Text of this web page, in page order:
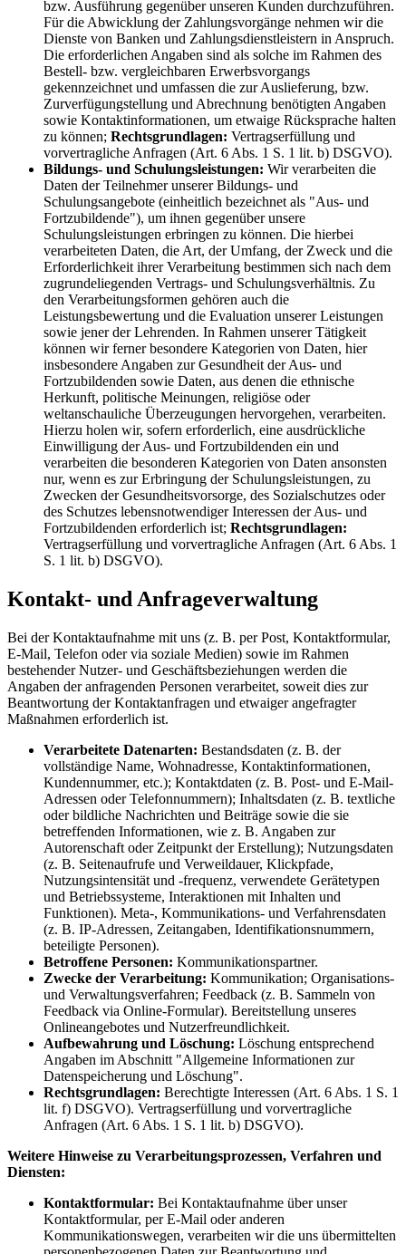
bzw. Ausführung gegenüber unseren Kunden durchzuführen.
Für die Abwicklung der Zahlungsvorgänge nehmen wir die
Dienste von Banken und Zahlungsdienstleistern in Anspruch.
Die erforderlichen Angaben sind als solche im Rahmen des
Bestell- bzw. vergleichbaren Erwerbsvorgangs
gekennzeichnet und umfassen die zur Auslieferung, bzw.
Zurverfügungstellung und Abrechnung benötigten Angaben
sowie Kontaktinformationen, um etwaige Rücksprache halten
zu können; Rechtsgrundlagen: Vertragserfüllung und
vorvertragliche Anfragen (Art. 6 Abs. 1 S. 1 lit. b) DSGVO).
Bildungs- und Schulungsleistungen: Wir verarbeiten die
Daten der Teilnehmer unserer Bildungs- und
Schulungsangebote (einheitlich bezeichnet als "Aus- und
Fortzubildende"), um ihnen gegenüber unsere
Schulungsleistungen erbringen zu können. Die hierbei
verarbeiteten Daten, die Art, der Umfang, der Zweck und die
Erforderlichkeit ihrer Verarbeitung bestimmen sich nach dem
zugrundeliegenden Vertrags- und Schulungsverhältnis. Zu
den Verarbeitungsformen gehören auch die
Leistungsbewertung und die Evaluation unserer Leistungen
sowie jener der Lehrenden. In Rahmen unserer Tätigkeit
können wir ferner besondere Kategorien von Daten, hier
insbesondere Angaben zur Gesundheit der Aus- und
Fortzubildenden sowie Daten, aus denen die ethnische
Herkunft, politische Meinungen, religiöse oder
weltanschauliche Überzeugungen hervorgehen, verarbeiten.
Hierzu holen wir, sofern erforderlich, eine ausdrückliche
Einwilligung der Aus- und Fortzubildenden ein und
verarbeiten die besonderen Kategorien von Daten ansonsten
nur, wenn es zur Erbringung der Schulungsleistungen, zu
Zwecken der Gesundheitsvorsorge, des Sozialschutzes oder
des Schutzes lebensnotwendiger Interessen der Aus- und
Fortzubildenden erforderlich ist; Rechtsgrundlagen:
Vertragserfüllung und vorvertragliche Anfragen (Art. 6 Abs. 1
S. 1 lit. b) DSGVO).
Kontakt- und Anfrageverwaltung
Bei der Kontaktaufnahme mit uns (z. B. per Post, Kontaktformular,
E-Mail, Telefon oder via soziale Medien) sowie im Rahmen
bestehender Nutzer- und Geschäftsbeziehungen werden die
Angaben der anfragenden Personen verarbeitet, soweit dies zur
Beantwortung der Kontaktanfragen und etwaiger angefragter
Maßnahmen erforderlich ist.
Verarbeitete Datenarten: Bestandsdaten (z. B. der
vollständige Name, Wohnadresse, Kontaktinformationen,
Kundennummer, etc.); Kontaktdaten (z. B. Post- und E-Mail-
Adressen oder Telefonnummern); Inhaltsdaten (z. B. textliche
oder bildliche Nachrichten und Beiträge sowie die sie
betreffenden Informationen, wie z. B. Angaben zur
Autorenschaft oder Zeitpunkt der Erstellung); Nutzungsdaten
(z. B. Seitenaufrufe und Verweildauer, Klickpfade,
Nutzungsintensität und -frequenz, verwendete Gerätetypen
und Betriebssysteme, Interaktionen mit Inhalten und
Funktionen). Meta-, Kommunikations- und Verfahrensdaten
(z. B. IP-Adressen, Zeitangaben, Identifikationsnummern,
beteiligte Personen).
Betroffene Personen: Kommunikationspartner.
Zwecke der Verarbeitung: Kommunikation; Organisations-
und Verwaltungsverfahren; Feedback (z. B. Sammeln von
Feedback via Online-Formular). Bereitstellung unseres
Onlineangebotes und Nutzerfreundlichkeit.
Aufbewahrung und Löschung: Löschung entsprechend
Angaben im Abschnitt "Allgemeine Informationen zur
Datenspeicherung und Löschung".
Rechtsgrundlagen: Berechtigte Interessen (Art. 6 Abs. 1 S. 1
lit. f) DSGVO). Vertragserfüllung und vorvertragliche
Anfragen (Art. 6 Abs. 1 S. 1 lit. b) DSGVO).
Weitere Hinweise zu Verarbeitungsprozessen, Verfahren und
Diensten:
Kontaktformular: Bei Kontaktaufnahme über unser
Kontaktformular, per E-Mail oder anderen
Kommunikationswegen, verarbeiten wir die uns übermittelten